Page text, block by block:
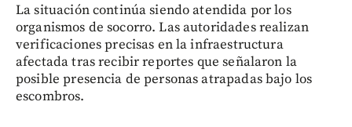
La situación continúa siendo atendida por los
organismos de socorro. Las autoridades realizan
verificaciones precisas en la infraestructura
afectada tras recibir reportes que señalaron la
posible presencia de personas atrapadas bajo los
escombros.